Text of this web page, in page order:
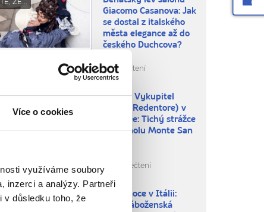
Více o cookies
využíváme soubory
inzerci a analýzy. Partneři
v důsledku toho, že
Giacomo Casanova: Jak
se dostal z italského
města elegance až do
českého Duchcova?
656 přečtení
MÍSTA
Kristus Vykupitel
(Cristo Redentore) v
Maratee: Tichý strážce
na vrcholu Monte San
1.872 přečtení
MÍSTA
Velikonoce v Itálii:
silná náboženská